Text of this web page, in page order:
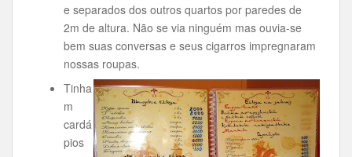
e separados dos outros quartos por paredes de
2m de altura. Não se via ninguém mas ouvia-se
bem suas conversas e seus cigarros impregnaram
nossas roupas.
Tinha
m
cardá
pios